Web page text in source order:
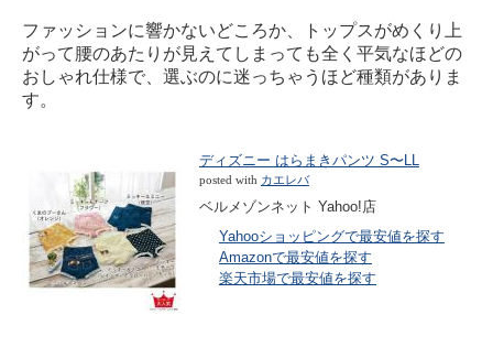
ファッションに響かないどころか、トップスがめくり上
がって腰のあたりが見えてしまっても全く平気なほどの
おしゃれ仕様で、選ぶのに迷っちゃうほど種類がありま
す。
ディズニー はらまきパンツ S〜LL
posted with カエレバ
ベルメゾンネット Yahoo!店
Yahooショッピングで最安値を探す
Amazonで最安値を探す
楽天市場で最安値を探す